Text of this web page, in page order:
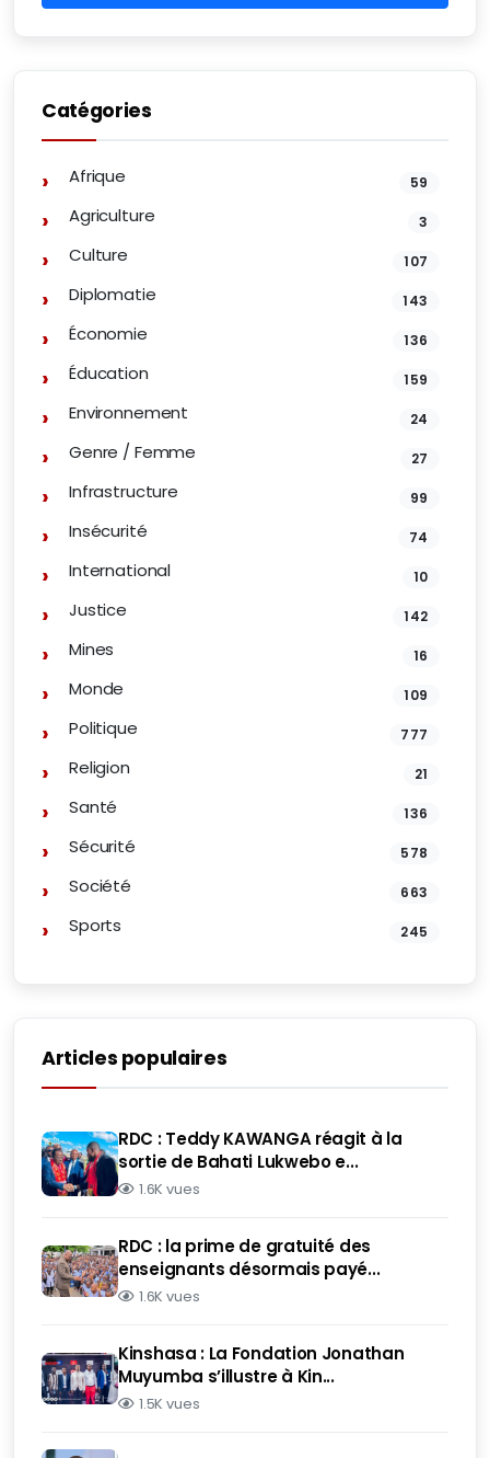
Catégories
Afrique 59
Agriculture 3
Culture 107
Diplomatie 143
Économie 136
Éducation 159
Environnement 24
Genre / Femme 27
Infrastructure 99
Insécurité 74
International 10
Justice 142
Mines 16
Monde 109
Politique 777
Religion 21
Santé 136
Sécurité 578
Société 663
Sports 245
Articles populaires
RDC : Teddy KAWANGA réagit à la
sortie de Bahati Lukwebo e...
1.6K vues
RDC : la prime de gratuité des
enseignants désormais payé...
1.6K vues
Kinshasa : La Fondation Jonathan
Muyumba s’illustre à Kin...
1.5K vues